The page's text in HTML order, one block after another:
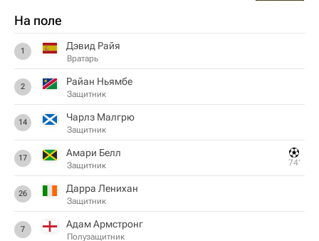
На поле
1 Дэвид Райя
Вратарь
2 Райан Ньямбе
Защитник
14 Чарлз Малгрю
Защитник
17 Амари Белл
Защитник 74‎’‎
26 Дарра Ленихан
Защитник
7 Адам Армстронг
Полузащитник